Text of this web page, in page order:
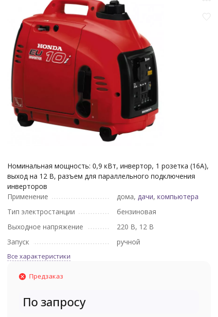
Номинальная мощность: 0,9 кВт, инвертор, 1 розетка (16А),
выход на 12 В, разъем для параллельного подключения
инверторов
Применение
дома, дачи, компьютера
Тип электростанции
бензиновая
Выходное напряжение
220 В, 12 В
Запуск
ручной
Все характеристики
Предзаказ
По запросу